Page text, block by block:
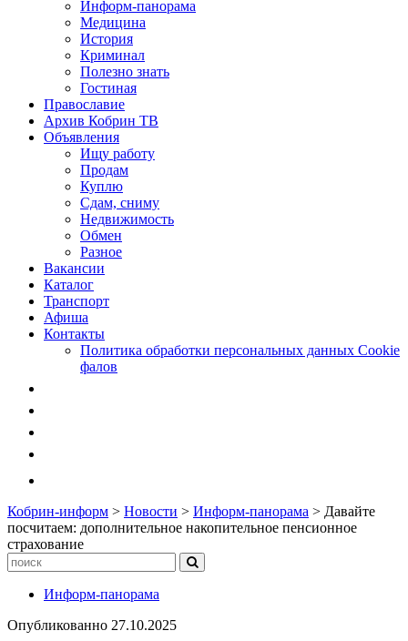
Информ-панорама
Медицина
История
Криминал
Полезно знать
Гостиная
Православие
Архив Кобрин ТВ
Объявления
Ищу работу
Продам
Куплю
Сдам, сниму
Недвижимость
Обмен
Разное
Вакансии
Каталог
Транспорт
Афиша
Контакты
Политика обработки персональных данных Cookie
фалов
Кобрин-информ > Новости > Информ-панорама > Давайте
посчитаем: дополнительное накопительное пенсионное
страхование
Информ-панорама
Опубликованно 27.10.2025